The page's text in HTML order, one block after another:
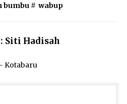
bumbu # wabup
Siti Hadisah
Kotabaru